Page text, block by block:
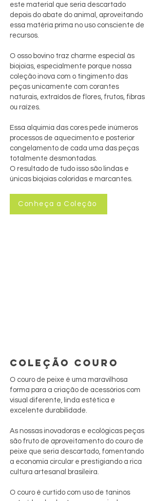
este material que seria descartado
depois do abate do animal, aproveitando
essa matéria prima no uso consciente de
recursos.
O osso bovino traz charme especial às
biojoias, especialmente porque nossa
coleção inova com o tingimento das
peças unicamente com corantes
naturais, extraídos de flores, frutos, fibras
ou raízes.
Essa alquimia das cores pede inúmeros
processos de aquecimento e posterior
congelamento de cada uma das peças
totalmente desmontadas.
O resultado de tudo isso são lindas e
únicas biojoias coloridas e marcantes.
Conheça a Coleção
COLEÇÃO COURO
O couro de peixe é uma maravilhosa
forma para a criação de acessórios com
visual diferente, linda estética e
excelente durabilidade.
As nossas inovadoras e ecológicas peças
são fruto de aproveitamento do couro de
peixe que seria descartado, fomentando
a economia circular e prestigiando a rica
cultura artesanal brasileira.
O couro é curtido com uso de taninos